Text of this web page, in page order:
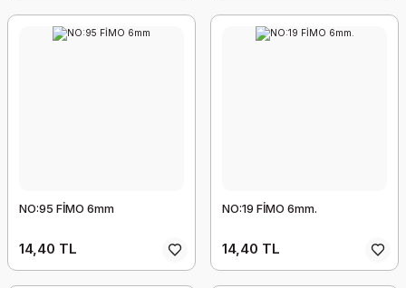
NO:95 FİMO 6mm
14,40 TL
NO:19 FİMO 6mm.
14,40 TL